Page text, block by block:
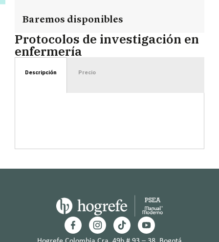
Baremos disponibles
Protocolos de investigación en
enfermería
Descripción Precio